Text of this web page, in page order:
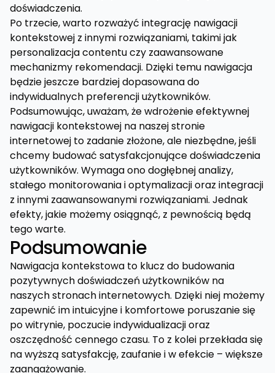
doświadczenia.
Po trzecie, warto rozważyć integrację nawigacji
kontekstowej z innymi rozwiązaniami, takimi jak
personalizacja contentu czy zaawansowane
mechanizmy rekomendacji. Dzięki temu nawigacja
będzie jeszcze bardziej dopasowana do
indywidualnych preferencji użytkowników.
Podsumowując, uważam, że wdrożenie efektywnej
nawigacji kontekstowej na naszej stronie
internetowej to zadanie złożone, ale niezbędne, jeśli
chcemy budować satysfakcjonujące doświadczenia
użytkowników. Wymaga ono dogłębnej analizy,
stałego monitorowania i optymalizacji oraz integracji
z innymi zaawansowanymi rozwiązaniami. Jednak
efekty, jakie możemy osiągnąć, z pewnością będą
tego warte.
Podsumowanie
Nawigacja kontekstowa to klucz do budowania
pozytywnych doświadczeń użytkowników na
naszych stronach internetowych. Dzięki niej możemy
zapewnić im intuicyjne i komfortowe poruszanie się
po witrynie, poczucie indywidualizacji oraz
oszczędność cennego czasu. To z kolei przekłada się
na wyższą satysfakcję, zaufanie i w efekcie – większe
zaangażowanie.